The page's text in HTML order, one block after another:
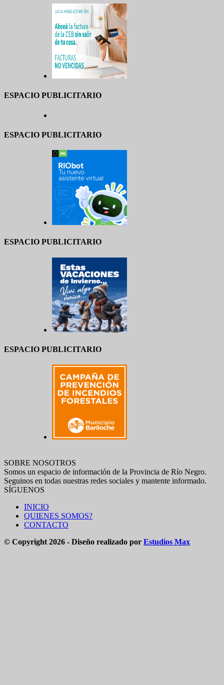
ESPACIO PUBLICITARIO
ESPACIO PUBLICITARIO
ESPACIO PUBLICITARIO
ESPACIO PUBLICITARIO
SOBRE NOSOTROS
Somos un espacio de información de la Provincia de Río Negro.
Seguinos en todas nuestras redes sociales y mantente informado.
SÍGUENOS
INICIO
QUIENES SOMOS?
CONTACTO
© Copyright 2026 - Diseño realizado por Estudios Max